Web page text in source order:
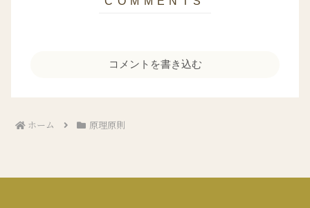
コメントを書き込む
ホーム 原理原則